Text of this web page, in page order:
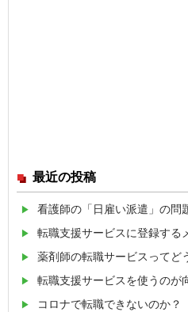
最近の投稿
看護師の「日雇い派遣」の問
転職支援サービスに登録する
薬剤師の転職サービスってど
転職支援サービスを使うのが
コロナで転職できないのか？